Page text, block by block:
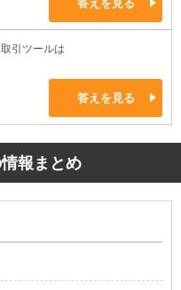
答えを見る
引ツールは
答えを見る
報まとめ